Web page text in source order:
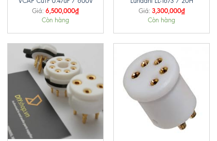
Giá: 6,500,000₫
Còn hàng
Giá: 3,300,000₫
Còn hàng